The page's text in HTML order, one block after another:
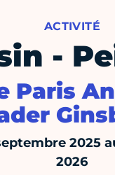
ACTIVITÉ
-
Paris
2025
2026